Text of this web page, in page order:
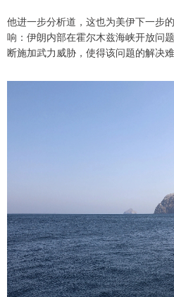
他进一步分析道，这也为美伊下一步
响：伊朗内部在霍尔木兹海峡开放问
断施加武力威胁，使得该问题的解决难